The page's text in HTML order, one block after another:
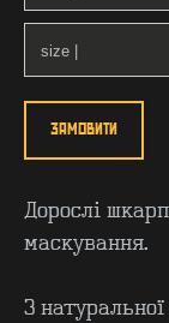
ЗАМОВИТИ
Дорослі
маскування.
З натуральної